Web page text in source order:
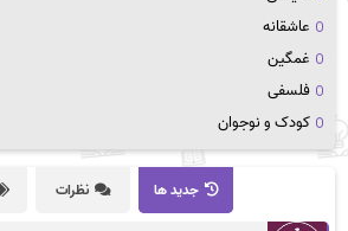
عاشقانه
غمگین
فلسفی
کودک و نوجوان
جدید ها نظرات